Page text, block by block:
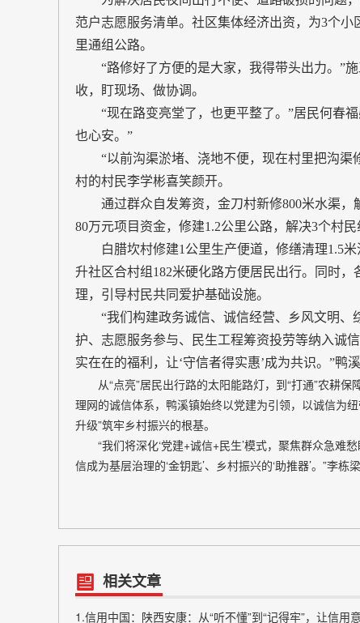
范户志愿服务清单。社区集体经济出资，为3个
里通组公路。
“路修好了方便的是大家，我得带头出力。”施
收，盯现场、做协调。
“现在路变亮堂了，也更平整了。”居民何春福
也心安。”
“以前沟渠淤堵、浇地不便，现在村里把沟渠
村的村民李学彬喜笑颜开。
通过群众自发筹资，金刀村新修800米水渠，
80万元项目资金，修建1.2公里公路，解决3个村民
白腊坎村修建1公里生产便道，修缮清理1.5米
升社区合村组182米硬化路方便居民出行。同时
理，引导村民共同爱护基础设施。
“我们构建政务诚信、诚信经营、乡风文明、
护、志愿服务参与、民生工程筹资投劳等纳入诚
实在在的福利，让‘守信者得实惠’成为共识。”鸭
从“点亮”居民出行路的太阳能路灯，到“打通”农耕保
理网的诚信体系，鸭溪镇始终以党建为引领，以诚信为
升级”筑牢乡村振兴的根基。
“我们将深化‘党建+诚信+民生’模式，聚焦群众急难
信成为基层治理的‘金钥匙’、乡村振兴的‘助推器’。”李栋梁
相关文章
1.信用中国：陕西安康：从“听不懂”到“记得牢”，让信用